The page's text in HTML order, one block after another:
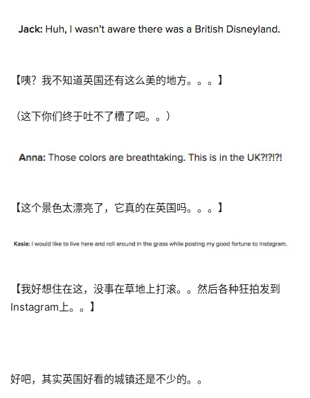
【咦？我不知道英国还有这么美的地方。。。】
（这下你们终于吐不了槽了吧。。）
【这个景色太漂亮了，它真的在英国吗。。。】
【我好想住在这，没事在草地上打滚。。然后各种狂拍发到
Instagram上。。】
好吧，其实英国好看的城镇还是不少的。。